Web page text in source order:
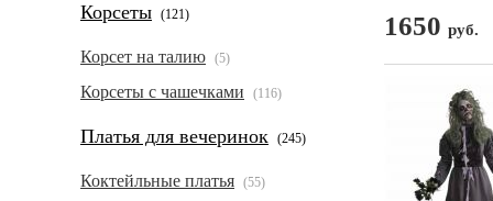
Корсеты (121)
Корсет на талию (5)
Корсеты с чашечками (116)
Платья для вечеринок (245)
Коктейльные платья (55)
1650 руб.